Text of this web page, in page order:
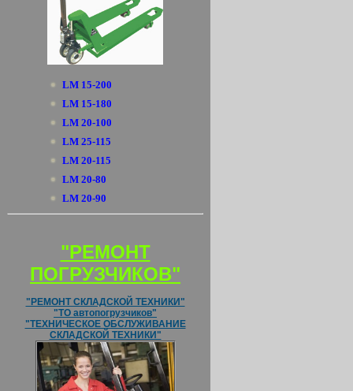
LM 15-200
LM 15-180
LM 20-100
LM 25-115
LM 20-115
LM 20-80
LM 20-90
"РЕМОНТ
ПОГРУЗЧИКОВ"
"РЕМОНТ СКЛАДСКОЙ ТЕХНИКИ"
"ТО автопогрузчиков"
"ТЕХНИЧЕСКОЕ ОБСЛУЖИВАНИЕ
СКЛАДСКОЙ ТЕХНИКИ"